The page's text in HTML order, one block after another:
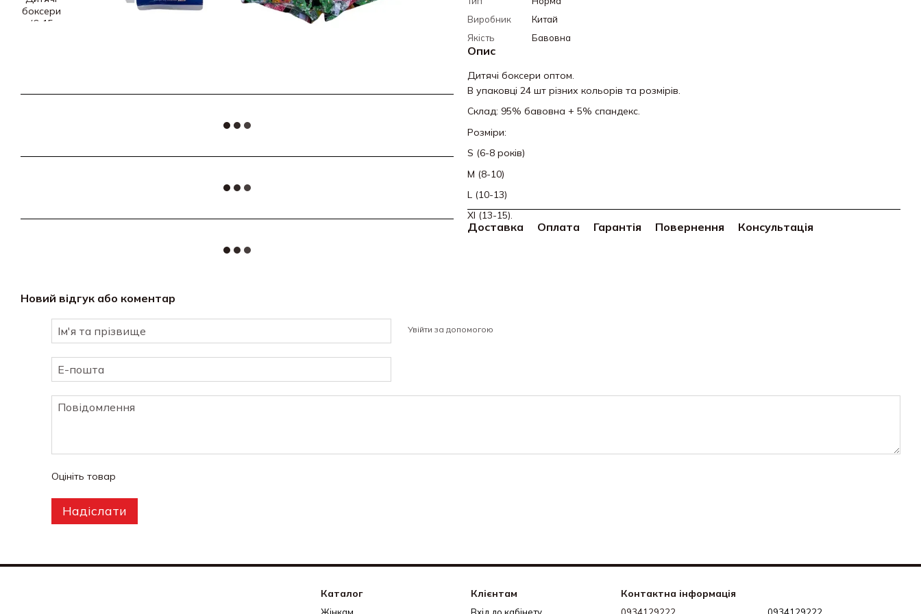
Виробник
Китай
Якість
Бавовна
Опис
Дитячі боксери оптом.
В упаковці 24 шт різних кольорів та розмірів.
Склад: 95% бавовна + 5% спандекс.
Розміри:
S (6-8 років)
M (8-10)
L (10-13)
Xl (13-15).
Доставка Оплата Гарантія Повернення Консультація
Новий відгук або коментар
Увійти за допомогою
Оцініть товар
Надіслати
Каталог Клієнтам Контактна інформація